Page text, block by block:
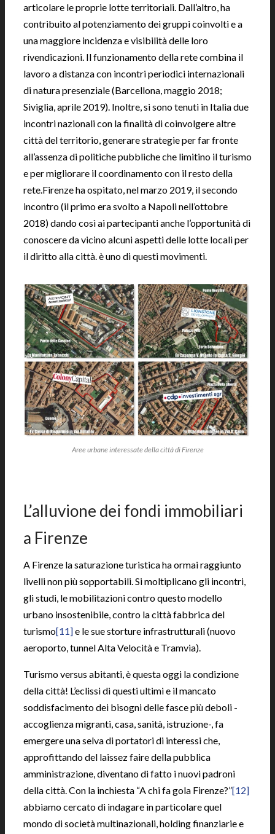
articolare le proprie lotte territoriali. Dall’altro, ha
contribuito al potenziamento dei gruppi coinvolti e a
una maggiore incidenza e visibilità delle loro
rivendicazioni. Il funzionamento della rete combina il
lavoro a distanza con incontri periodici internazionali
di natura presenziale (Barcellona, maggio 2018;
Siviglia, aprile 2019). Inoltre, si sono tenuti in Italia due
incontri nazionali con la finalità di coinvolgere altre
città del territorio, generare strategie per far fronte
all’assenza di politiche pubbliche che limitino il turismo
e per migliorare il coordinamento con il resto della
rete.Firenze ha ospitato, nel marzo 2019, il secondo
incontro (il primo era svolto a Napoli nell’ottobre
2018) dando così ai partecipanti anche l’opportunità di
conoscere da vicino alcuni aspetti delle lotte locali per
il diritto alla città. è uno di questi movimenti.
Aree urbane interessate della città di Firenze
L’alluvione dei fondi immobiliari
a Firenze
A Firenze la saturazione turistica ha ormai raggiunto
livelli non più sopportabili. Si moltiplicano gli incontri,
gli studi, le mobilitazioni contro questo modello
urbano insostenibile, contro la città fabbrica del
turismo[11]e le sue storture infrastrutturali (nuovo
aeroporto, tunnel Alta Velocità e Tramvia).
Turismo versus abitanti, è questa oggi la condizione
della città! L’eclissi di questi ultimi e il mancato
soddisfacimento dei bisogni delle fasce più deboli -
accoglienza migranti, casa, sanità, istruzione-, fa
emergere una selva di portatori di interessi che,
approfittando del laissez faire della pubblica
amministrazione, diventano di fatto i nuovi padroni
della città. Con la inchiesta “A chi fa gola Firenze?”[12]
abbiamo cercato di indagare in particolare quel
mondo di società multinazionali, holding finanziarie e